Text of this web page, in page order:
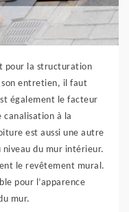
pour la structuration
son entretien, il faut
également le facteur
à la
est aussi une autre
niveau du mur intérieur.
le revêtement mural.
pour l’apparence
mur.